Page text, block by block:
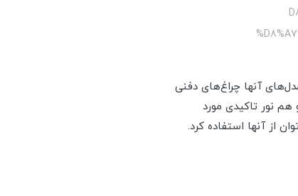
/
آنها چراغ‌های دفنی
هم نور تاکیدی مورد
از آنها استفاده کرد.